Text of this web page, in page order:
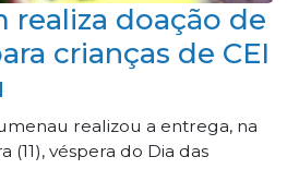
realiza doação de
crianças de CEI
realizou a entrega, na
(11), véspera do Dia das